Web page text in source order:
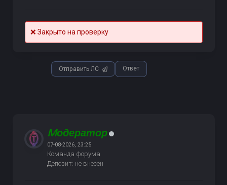
❌ Закрыто на проверку
Отправить ЛС Ответ
Mодератор
07-08-2026, 23:25
Команда форума
Депозит: не внесен